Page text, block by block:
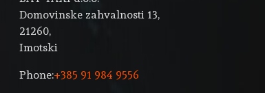
Domovinske zahvalnosti 13,
21260,
Imotski
Phone:+385 91 984 9556